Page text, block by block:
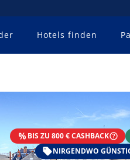
Hotels finden
BIS ZU 800 € CASHBACK
NIRGENDWO